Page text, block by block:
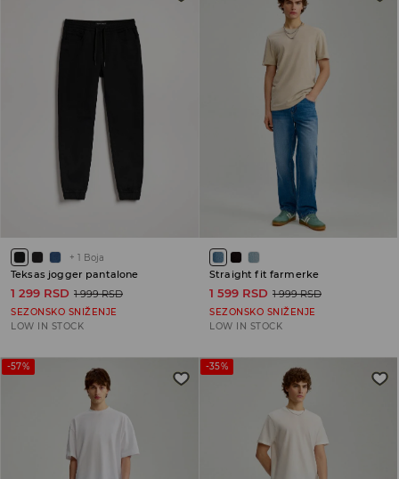
+ 1 Boja
Teksas jogger pantalone
1 299 RSD 1 999 RSD
SEZONSKO SNIŽENJE
LOW IN STOCK
Straight fit farmerke
1 599 RSD 1 999 RSD
SEZONSKO SNIŽENJE
LOW IN STOCK
-57% -35%